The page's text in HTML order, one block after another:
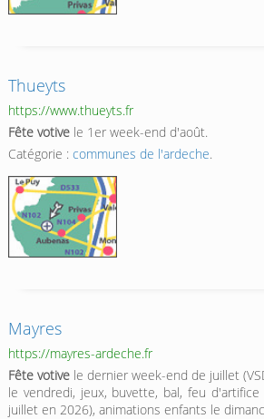
Thueyts
https://www.thueyts.fr
Fête votivele 1er week-end d'août.
Catégorie : communes de l'ardeche.
Mayres
https://mayres-ardeche.fr
Fête votivele dernier week-end de juillet
le vendredi, jeux, buvette, bal, feu
juillet en 2026), animations enfants le